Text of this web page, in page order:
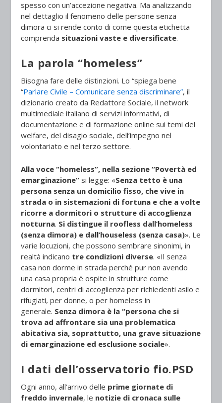
spesso con un’accezione negativa. Ma analizzando
nel dettaglio il fenomeno delle persone senza
dimora ci si rende conto di come questa etichetta
comprenda situazioni vaste e diversificate.
La parola “homeless”
Bisogna fare delle distinzioni. Lo “spiega bene
“Parlare Civile – Comunicare senza discriminare”, il
dizionario creato da Redattore Sociale, il network
multimediale italiano di servizi informativi, di
documentazione e di formazione online sui temi del
welfare, del disagio sociale, dell’impegno nel
volontariato e nel terzo settore.
Alla voce “homeless”, nella sezione “Povertà ed
emarginazione”si legge: «Senza tetto è una
persona senza un domicilio fisso, che vive in
strada o in sistemazioni di fortuna e che a volte
ricorre a dormitori o strutture di accoglienza
notturna. Si distingue il roofless dall’homeless
(senza dimora) e dall’houseless (senza casa)». Le
varie locuzioni, che possono sembrare sinonimi, in
realtà indicano tre condizioni diverse. «Il senza
casa non dorme in strada perché pur non avendo
una casa propria è ospite in strutture come
dormitori, centri di accoglienza per richiedenti asilo e
rifugiati, per donne, o per homeless in
generale. Senza dimora è la “persona che si
trova ad affrontare sia una problematica
abitativa sia, soprattutto, una grave situazione
di emarginazione ed esclusione sociale».
I dati dell’osservatorio fio.PSD
Ogni anno, all’arrivo delle prime giornate di
freddo invernale, le notizie di cronaca sulle